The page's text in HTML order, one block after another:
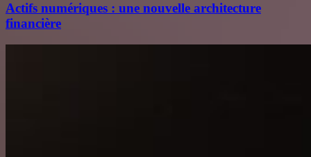
Actifs numériques : une nouvelle architecture
financière